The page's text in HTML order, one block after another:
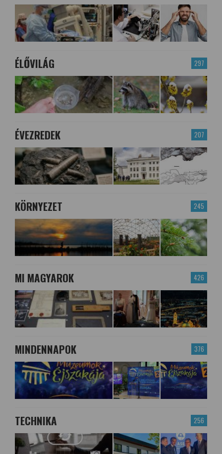
297
ÉLŐVILÁG
207
ÉVEZREDEK
245
KÖRNYEZET
426
MI MAGYAROK
376
MINDENNAPOK
256
TECHNIKA